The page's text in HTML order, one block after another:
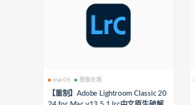
macOS 图像处理
【重制】Adobe Lightroom Classic 20